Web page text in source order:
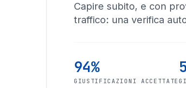
Capire subito, e con
traffico: una verifica
94%
GIUSTIFICAZIONI ACCETTATE